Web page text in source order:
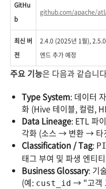
GitHu
b
github.com/apache/
최신 버
전
2.4.0 (2025년 1월),
엔드 추가 예정
주요 기능은 다음과 같습니
Type System: 데이터
화 (Hive 테이블, 컬럼,
Data Lineage: ETL 파
각화 (소스 → 변환 → 타
Classification / Tag:
태그 부여 및 파생 엔티
Business Glossary: 기
(예: cust_id → "고객